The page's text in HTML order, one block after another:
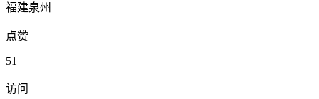
福建泉州
点赞
51
访问